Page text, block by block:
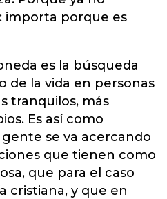
importa porque es
es la búsqueda
de la vida en personas
tranquilos, más
Es así como
se va acercando
que tienen como
que para el caso
cristiana, y que en